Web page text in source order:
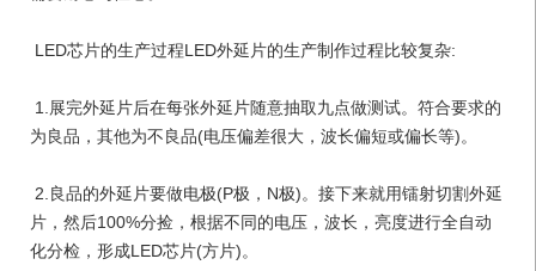
为良品，其他为不良品(电压偏差很大，波长偏短或偏长等)。
片，然后100%分捡，根据不同的电压，波长，亮度进行全自动
化分检，形成LED芯片(方片)。